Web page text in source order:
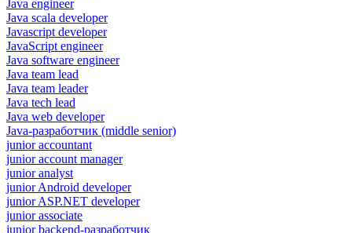
Java engineer
Java scala developer
Javascript developer
JavaScript engineer
Java software engineer
Java team lead
Java team leader
Java tech lead
Java web developer
Java-разработчик (middle senior)
junior accountant
junior account manager
junior analyst
junior Android developer
junior ASP.NET developer
junior associate
junior backend-разработчик